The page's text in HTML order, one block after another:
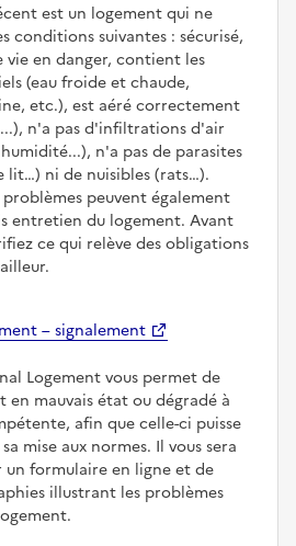
est un logement qui ne
conditions suivantes : sécurisé,
vie en danger, contient les
(eau froide et chaude,
etc.), est aéré correctement
n'a pas d'infiltrations d'air
n'a pas de parasites
lit…) ni de nuisibles (rats…).
peuvent également
entretien du logement. Avant
ce qui relève des obligations
– signalement
Logement vous permet de
en mauvais état ou dégradé à
afin que celle-ci puisse
mise aux normes. Il vous sera
formulaire en ligne et de
illustrant les problèmes